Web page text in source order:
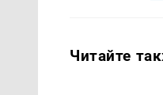
Читайте